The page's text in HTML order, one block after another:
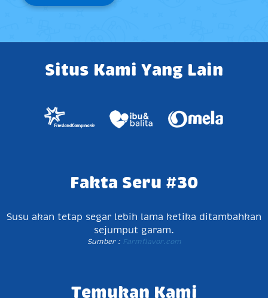
Situs Kami Yang Lain
Fakta Seru #30
Susu akan tetap segar lebih lama ketika ditambahkan
sejumput garam.
Sumber :Farmflavor.com
Temukan Kami